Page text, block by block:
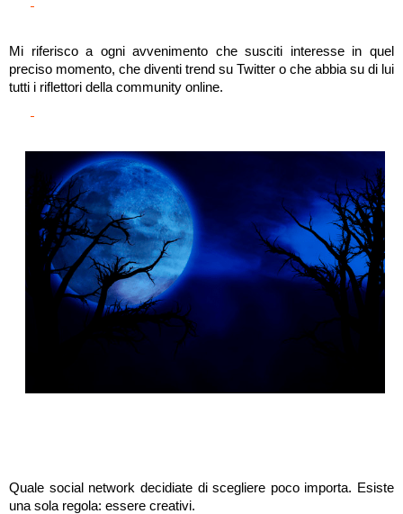
Mi riferisco a ogni avvenimento che susciti interesse in quel
preciso momento, che diventi trend su Twitter o che abbia su di lui
tutti i riflettori della community online.
Quale social network decidiate di scegliere poco importa. Esiste
una sola regola: essere creativi.